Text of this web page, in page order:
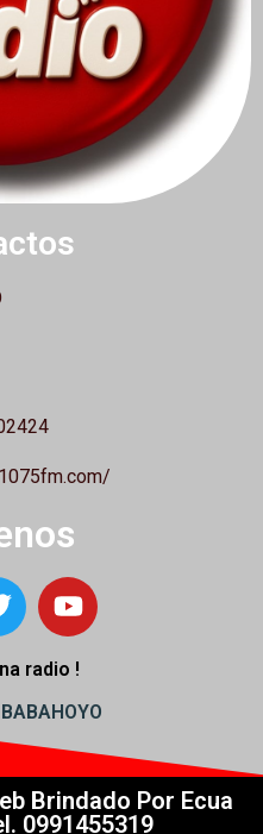
radio !
Brindado Por Ecua
0991455319